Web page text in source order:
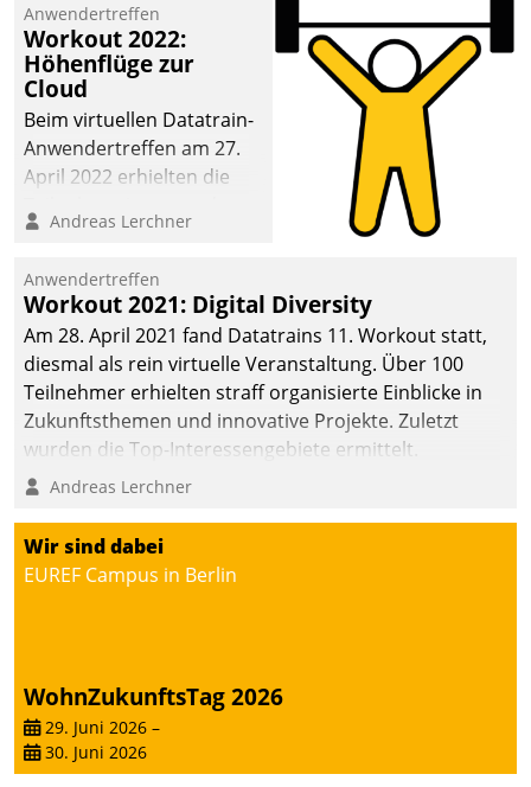
Anwendertreffen
Workout 2022:
Höhenflüge zur
Cloud
Beim virtuellen Datatrain-
Anwendertreffen am 27.
April 2022 erhielten die
Teilnehmer kurzweilige
Cloud-Strategien und -
Lösungen mit hohem
Zukunftspotenzial.
Andreas Lerchner
Anwendertreffen
Workout 2021: Digital Diversity
Am 28. April 2021 fand Datatrains 11. Workout statt,
diesmal als rein virtuelle Veranstaltung. Über 100
Teilnehmer erhielten straff organisierte Einblicke in
Zukunftsthemen und innovative Projekte. Zuletzt
wurden die Top-Interessengebiete ermittelt.
Andreas Lerchner
Wir sind dabei
EUREF Campus in Berlin
WohnZukunftsTag 2026
29. Juni 2026 –
30. Juni 2026